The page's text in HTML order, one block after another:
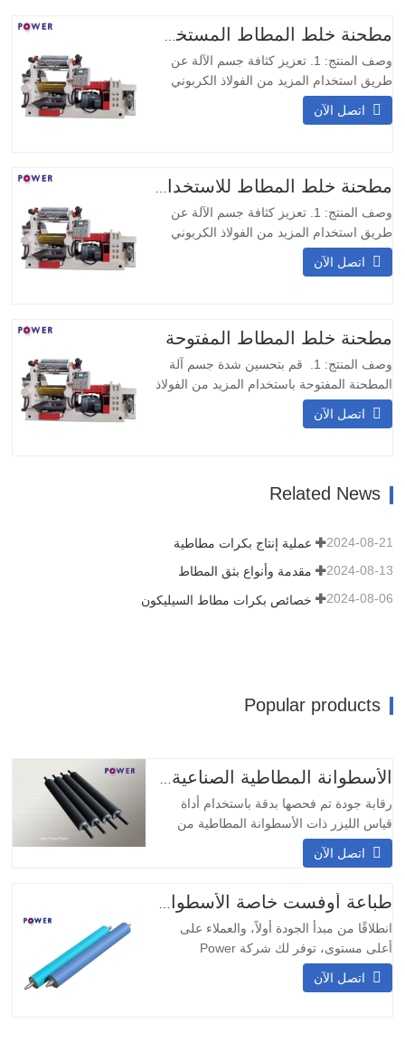
مطحنة خلط المطاط المستخدمة في المختبر (إخراج مزدوج)
وصف المنتج: 1. تعزيز كثافة جسم الآلة عن
طريق استخدام المزيد من الفولاذ الكربوني
الآلة على الأرض العادية مباشرةً، ولا حاجة إلى
استخدام المحمل الدوار يضاعف الحجم
اتصل الآن
وصف المنتج: 1. تعزيز كثافة جسم الآلة عن
طريق استخدام المزيد من الفولاذ الكربوني
الآلة على الأرض العادية مباشرةً، ولا حاجة إلى
استخدام المحمل الدوار يضاعف الحجم
اتصل الآن
مطحنة خلط المطاط المفتوحة
وصف المنتج: 1. قم بتحسين شدة جسم آلة
المطحنة المفتوحة باستخدام المزيد من الفولاذ
وضع آلة خلط المطاط المفتوحة على الأرض
وارتفاع درجة الحرارة. باستخدام أسطوانة
مضاعفة الحجم…
اتصل الآن
Related News
عملية إنتاج بكرات مطاطية 2024-08-21
مقدمة وأنواع بثق المطاط 2024-08-13
خصائص بكرات مطاط السيليكون 2024-08-06
Popular products
رقابة جودة تم فحصها بدقة باستخدام أداة
قياس الليزر ذات الأسطوانة المطاطية من
ذات خبرة في تصنيع الأسطوانات المطاطية
الأسطوانات المتنوعة لمختلف
اتصل الآن
انطلاقًا من مبدأ الجودة أولاً، والعملاء على
أعلى مستوى، توفر لك شركة Power
Company خدمات شاملة للبكرات المطاطية،
على سبيل المثال، إعادة مطاطية البكرات
اتصل الآن